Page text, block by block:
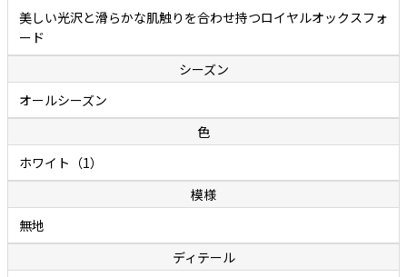
美しい光沢と滑らかな肌触りを合わせ持つロイヤルオックスフォ
ード
シーズン
オールシーズン
色
ホワイト（1）
模様
無地
ディテール